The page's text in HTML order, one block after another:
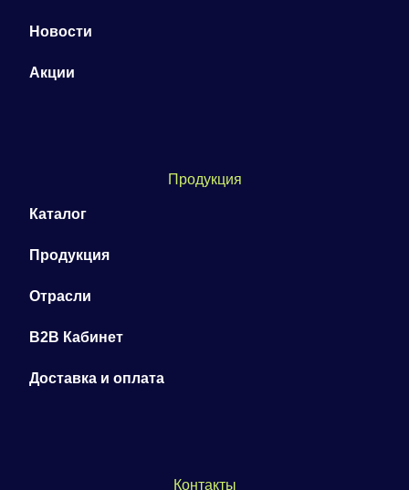
Новости
Акции
Продукция
Каталог
Продукция
Отрасли
B2B Кабинет
Доставка и оплата
Контакты